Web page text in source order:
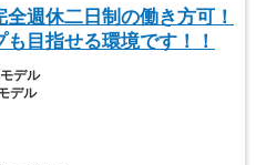
全週休二日制の働き方可！
目指せる環境です！！
デル
デル